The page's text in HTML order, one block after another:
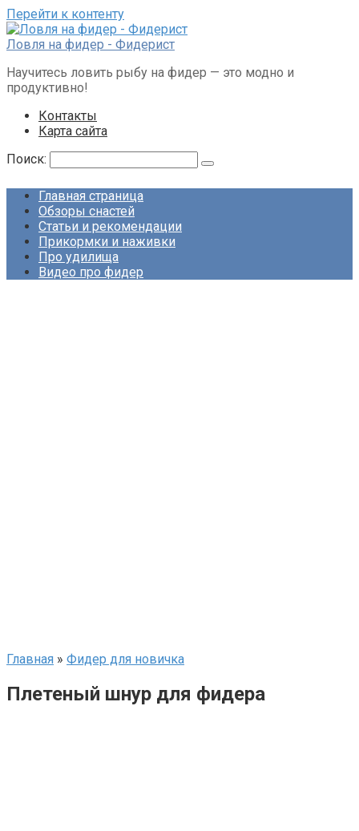
Перейти к контенту
Ловля на фидер - Фидерист
Научитесь ловить рыбу на фидер — это модно и
продуктивно!
Контакты
Карта сайта
Поиск:
Главная страница
Обзоры снастей
Статьи и рекомендации
Прикормки и наживки
Про удилища
Видео про фидер
Главная » Фидер для новичка
Плетеный шнур для фидера